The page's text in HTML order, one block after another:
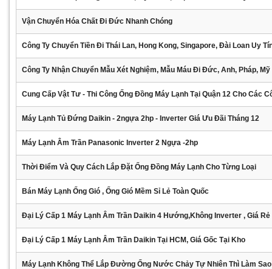
Vận Chuyển Hóa Chất Đi Đức Nhanh Chóng
Công Ty Chuyển Tiền Đi Thái Lan, Hong Kong, Singapore, Đài Loan Uy
Công Ty Nhận Chuyển Mẫu Xét Nghiệm, Mẫu Máu Đi Đức, Anh, Pháp, Mỹ
Cung Cấp Vật Tư - Thi Công Ống Đồng Máy Lạnh Tại Quận 12 Cho Các
Máy Lạnh Tủ Đứng Daikin - 2ngựa 2hp - Inverter Giá Ưu Đãi Tháng 12
Máy Lạnh Âm Trần Panasonic Inverter 2 Ngựa -2hp
Thời Điểm Và Quy Cách Lắp Đặt Ống Đồng Máy Lạnh Cho Từng Loại
Bán Máy Lạnh Ống Gió , Ống Gió Mềm Sỉ Lẻ Toàn Quốc
Đại Lý Cấp 1 Máy Lạnh Âm Trần Daikin 4 Hướng,không Inverter , Giá Rẻ
Đại Lý Cấp 1 Máy Lạnh Âm Trần Daikin Tại HCM, Giá Gốc Tại Kho
Máy Lạnh Không Thể Lắp Đường Ống Nước Chảy Tự Nhiên Thì Làm